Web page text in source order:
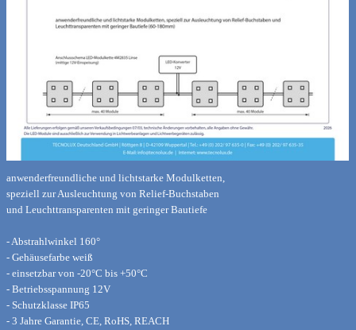
anwenderfreundliche und lichtstarke Modulketten,
speziell zur Ausleuchtung von Relief-Buchstaben
und Leuchttransparenten mit geringer Bautiefe
- Abstrahlwinkel 160°
- Gehäusefarbe weiß
- einsetzbar von -20°C bis +50°C
- Betriebsspannung 12V
- Schutzklasse IP65
- 3 Jahre Garantie, CE, RoHS, REACH